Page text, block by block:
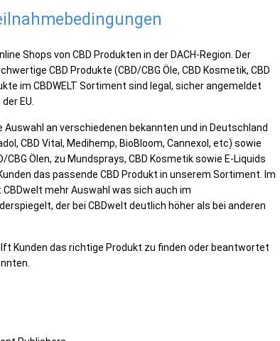
Shops von CBD Produkten in der DACH-Region. Der
CBD Produkte (CBD/CBG Öle, CBD Kosmetik, CBD
im CBDWELT Sortiment sind legal, sicher angemeldet
EU.
Auswahl an verschiedenen bekannten und in Deutschland
, CBD Vital, Medihemp, BioBloom, Cannexol , etc) sowie
CBG Ölen, zu Mundsprays, CBD Kosmetik sowie E-Liquids
das passende CBD Produkt in unserem Sortiment. Im
CBDwelt mehr Auswahl was sich auch im
, der bei CBDwelt deutlich höher als bei anderen
Kunden das richtige Produkt zu finden oder beantwortet